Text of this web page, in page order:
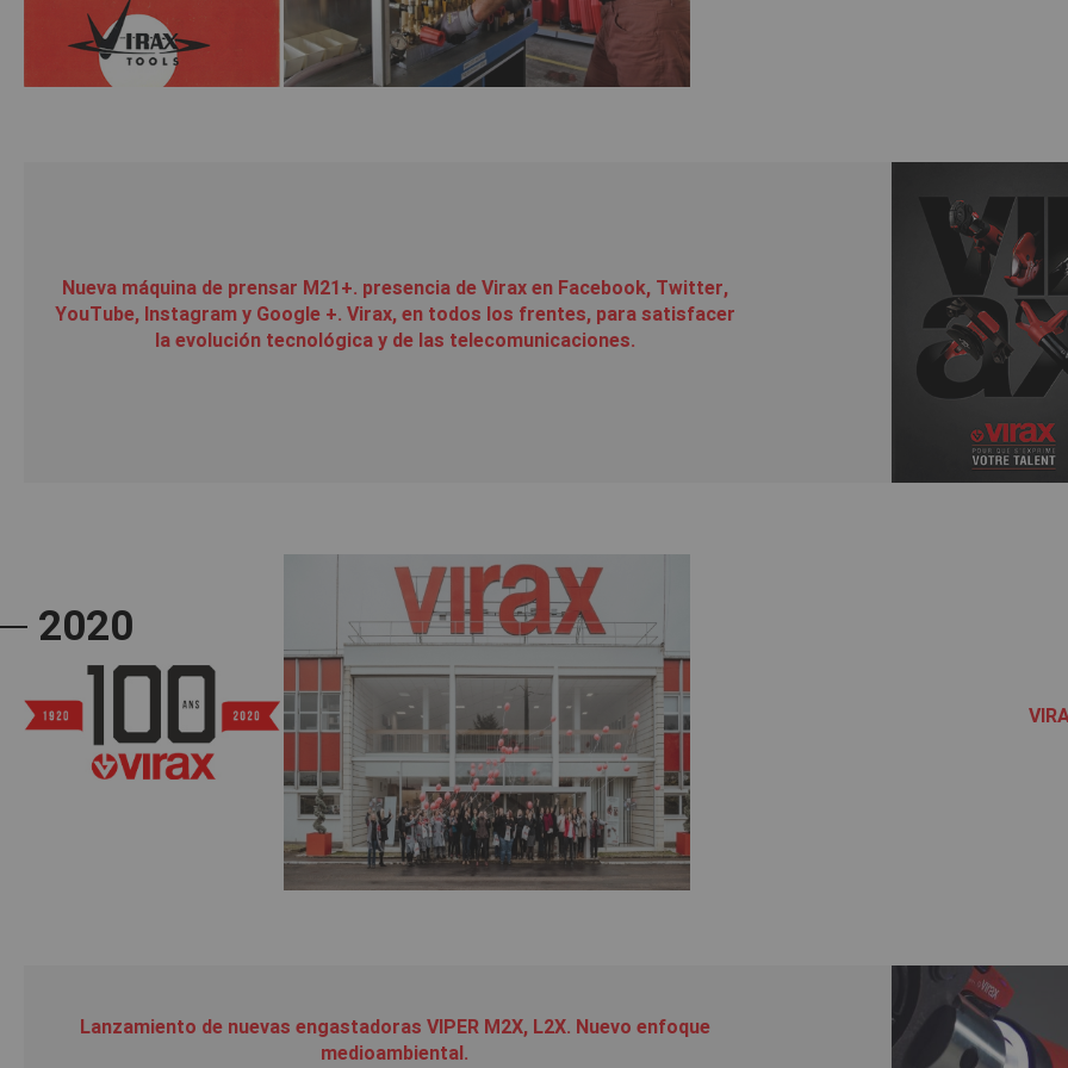
Nueva máquina de prensar M21+. presencia de Virax en Facebook, Twitter,
YouTube, Instagram y Google +. Virax, en todos los frentes, para satisfacer
la evolución tecnológica y de las telecomunicaciones.
2020
Lanzamiento de nuevas engastadoras VIPER M2X, L2X. Nuevo enfoque
medioambiental.